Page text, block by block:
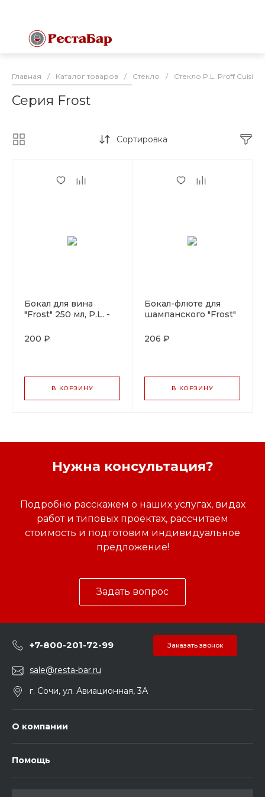
Главная / Каталог товаров / Стекло / Стекло P.L. Proff Cuisine
Серия Frost
Сортировка
Бокал для вина
"Frost" 250 мл, P.L. -
200 ₽
В КОРЗИНУ
Бокал-флюте для
шампанского "Frost"
206 ₽
В КОРЗИНУ
Нужна консультация?
Подробно расскажем о наших услугах, видах
работ и типовых проектах, рассчитаем
стоимость и подготовим индивидуальное
предложение!
Задать вопрос
+7-800-201-72-99 Заказать звонок
sale@resta-bar.ru
г. Сочи, ул. Авиационная, 3А
О компании
Помощь